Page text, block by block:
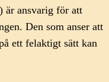
är ansvarig för att
Den som anser att
ett felaktigt sätt kan